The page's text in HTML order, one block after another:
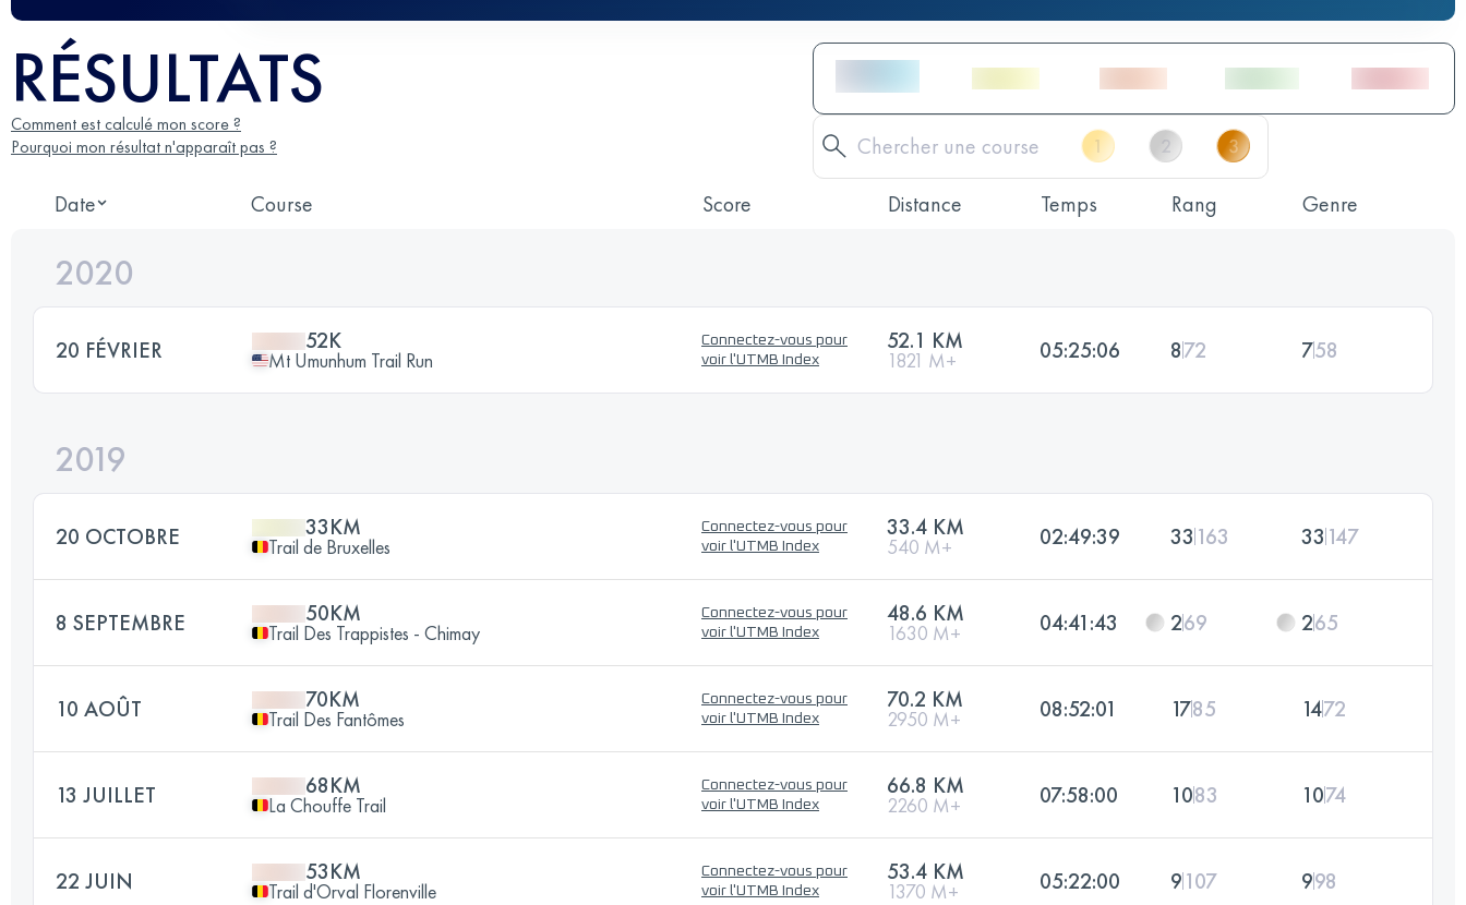
RÉSULTATS
Comment est calculé mon score ?
Pourquoi mon résultat n'apparaît pas ?
Date Course Score Distance Temps Rang Genre
2020
20 FÉVRIER 52K
Mt Umunhum Trail Run
Connectez-vous pour
voir l'UTMB Index
52.1 KM
1821 M+ 05:25:06 872 758
2019
20 OCTOBRE 33KM
Trail de Bruxelles
Connectez-vous pour
voir l'UTMB Index
33.4 KM
540 M+ 02:49:39 33 163 33 147
8 SEPTEMBRE 50KM
Trail Des Trappistes - Chimay
Connectez-vous pour
voir l'UTMB Index
48.6 KM
1630 M+ 04:41:43 269 265
10 AOÛT 70KM
Trail Des Fantômes
Connectez-vous pour
voir l'UTMB Index
70.2 KM
2950 M+ 08:52:01 1785 1472
13 JUILLET 68KM
La Chouffe Trail
Connectez-vous pour
voir l'UTMB Index
66.8 KM
2260 M+ 07:58:00 1083 1074
22 JUIN 53KM
Trail d'Orval Florenville
Connectez-vous pour
voir l'UTMB Index
53.4 KM
1370 M+ 05:22:00 9107 998